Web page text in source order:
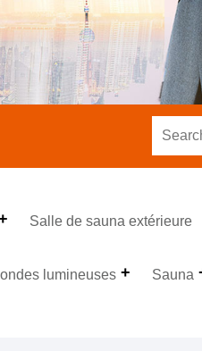
Salle de sauna extérieure
lumineuses Sauna